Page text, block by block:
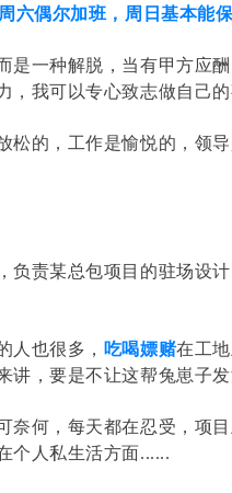
六偶尔加班，周日基本能
是一种解脱，当有甲方应
，我可以专心致志做自己
松的，工作是愉悦的，领
负责某总包项目的驻场设
人也很多， 吃喝嫖赌在工
讲，要是不让这帮兔崽子
奈何，每天都在忍受，项
个人私生活方面......